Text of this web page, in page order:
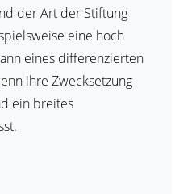
der Art der Stiftung
eine hoch
eines differenzierten
ihre Zwecksetzung
ein breites